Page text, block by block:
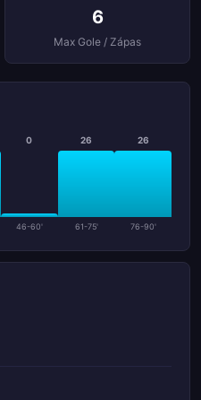
6
Max Gole / Zápas
0
46-60'
26
61-75'
26
76-90'